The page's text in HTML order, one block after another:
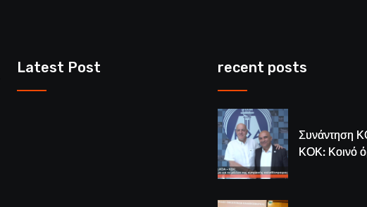
Latest Post recent posts
Συνάντηση
ΚΟΚ: Κοινό